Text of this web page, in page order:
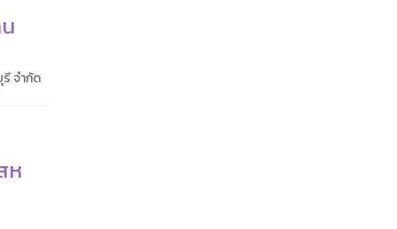
จำกัด
ห